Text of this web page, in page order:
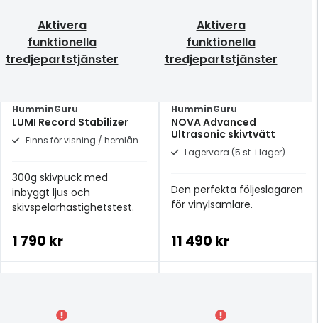
Aktivera
funktionella
tredjepartstjänster
HumminGuru
LUMI Record Stabilizer
Finns för visning / hemlån
300g skivpuck med
inbyggt ljus och
skivspelarhastighetstest.
1 790 kr
Aktivera
funktionella
tredjepartstjänster
HumminGuru
NOVA Advanced
Ultrasonic skivtvätt
Lagervara (5 st. i lager)
Den perfekta följeslagaren
för vinylsamlare.
11 490 kr